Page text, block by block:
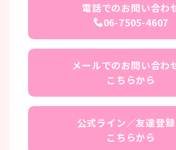
電話でのお問い合わ
06-7505-4607
メールでのお問い合わ
こちらから
公式ライン／友達登
こちらから